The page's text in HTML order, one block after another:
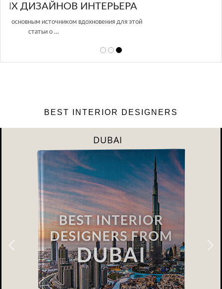
ПОДХОД К ДИЗАЙНУ
Glazov Design Group- это одна из лучших студий дизайна интерьера
BEST INTERIOR DESIGNERS
DUBAI